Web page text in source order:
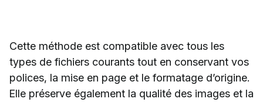
Cette méthode est compatible avec tous les
types de fichiers courants tout en conservant vos
polices, la mise en page et le formatage d’origine.
Elle préserve également la qualité des images et la